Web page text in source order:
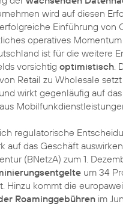
wird auf diesen
Einführung von
operatives Momentum
ist für die weitere
vorsichtig optimistisch .
Retail zu Wholesale
wirkt gegenläufig auf
regulatorische
auf das Geschäft
(BNetzA) zum 1.
um 34
Hinzu kommt die
Roaminggebühren im